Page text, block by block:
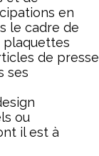
en
le cadre de
de presse
ses
ou
il est à